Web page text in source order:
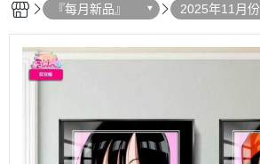
『每月新品』 2025年11月份